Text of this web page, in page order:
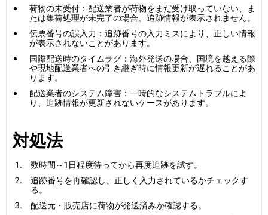
荷物の未受付：配送業者が荷物をまだ受け取っていない、ま
たは集荷処理が未完了の場合、追跡情報が表示されません。
伝票番号の誤入力：追跡番号の入力ミスにより、正しい情報
が表示されないことがあります。
国際配送時のタイムラグ：海外発送の場合、国境を越える際
や現地配送業者への引き継ぎ時に情報更新が遅れることがあ
ります。
配送業者のシステム障害：一時的なシステムトラブルによ
り、追跡情報が更新されないケースがあります。
対処法
数時間～1日程度待ってから再度追跡を試す。
追跡番号を再確認し、正しく入力されているかチェックす
る。
配送元・販売店に荷物が発送済みか確認する。